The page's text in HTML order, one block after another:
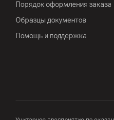
Страна производитель
Порядок оформления заказа
Образцы документов
Помощь и поддержка